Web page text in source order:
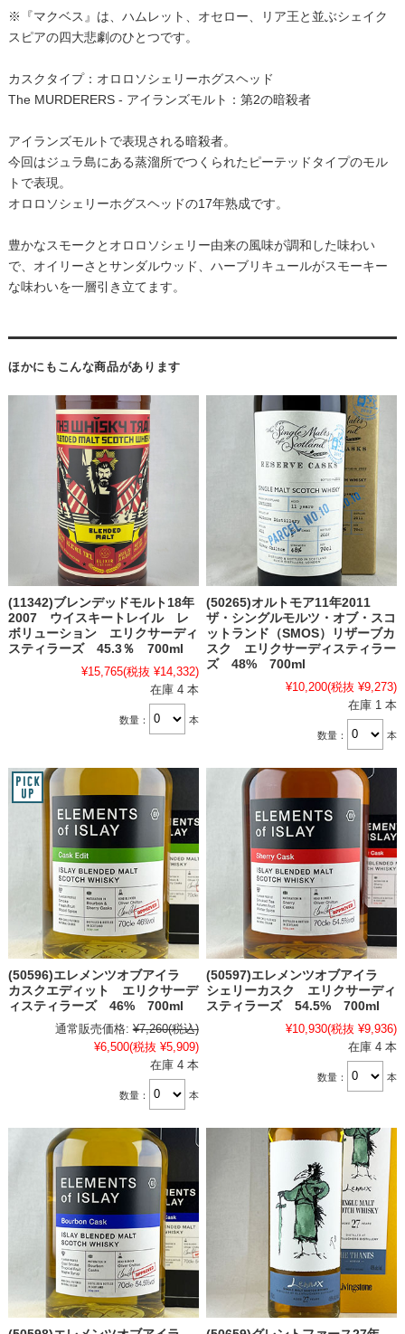
※『マクベス』は、ハムレット、オセロー、リア王と並ぶシェイク
スピアの四大悲劇のひとつです。
カスクタイプ：オロロソシェリーホグスヘッド
The MURDERERS - アイランズモルト：第2の暗殺者
アイランズモルトで表現される暗殺者。
今回はジュラ島にある蒸溜所でつくられたピーテッドタイプのモル
トで表現。
オロロソシェリーホグスヘッドの17年熟成です。
豊かなスモークとオロロソシェリー由来の風味が調和した味わい
で、オイリーさとサンダルウッド、ハーブリキュールがスモーキー
な味わいを一層引き立てます。
ほかにもこんな商品があります
(11342)ブレンデッドモルト18年
2007 ウイスキートレイル レ
ボリューション エリクサーディ
スティラーズ 45.3％ 700ml
¥15,765(税抜 ¥14,332)
在庫 4 本
数量： 本
(50265)オルトモア11年2011
ザ・シングルモルツ・オブ・スコ
ットランド（SMOS）リザーブカ
スク エリクサーディスティラー
ズ 48% 700ml
¥10,200(税抜 ¥9,273)
在庫 1 本
数量： 本
(50596)エレメンツオブアイラ
カスクエディット エリクサーデ
ィスティラーズ 46% 700ml
通常販売価格: ¥7,260(税込)
¥6,500(税抜 ¥5,909)
在庫 4 本
数量： 本
(50597)エレメンツオブアイラ
シェリーカスク エリクサーディ
スティラーズ 54.5% 700ml
¥10,930(税抜 ¥9,936)
在庫 4 本
数量： 本